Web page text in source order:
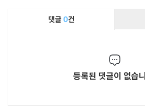
댓글 0건
등록된 댓글이 없습